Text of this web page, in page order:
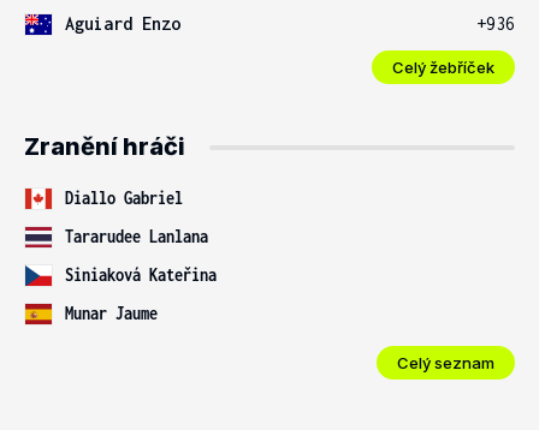
Aguiard Enzo
+936
Celý žebříček
Zranění hráči
Diallo Gabriel
Tararudee Lanlana
Siniaková Kateřina
Munar Jaume
Celý seznam